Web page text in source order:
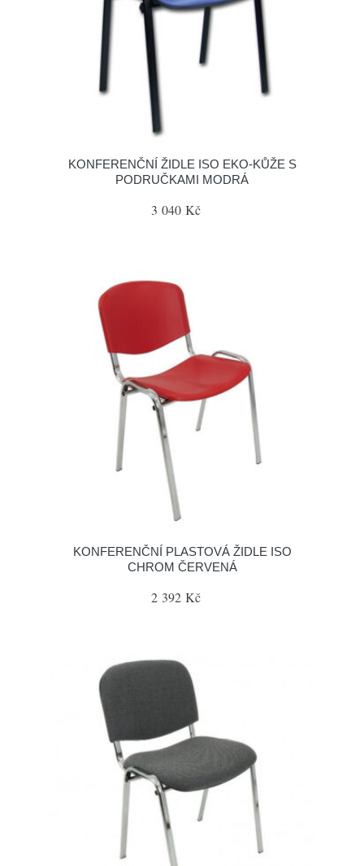
KONFERENČNÍ ŽIDLE ISO EKO-KŮŽE S
PODRUČKAMI MODRÁ
3 040 Kč
KONFERENČNÍ PLASTOVÁ ŽIDLE ISO
CHROM ČERVENÁ
2 392 Kč